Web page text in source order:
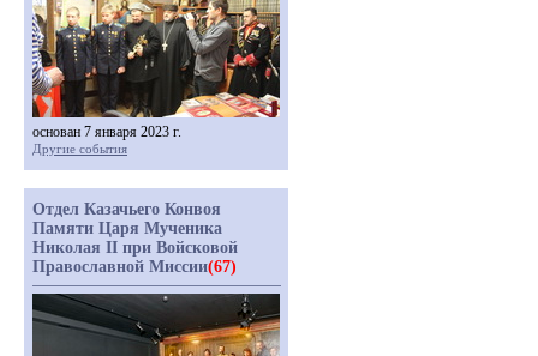
основан 7 января 2023 г.
Другие события
Отдел Казачьего Конвоя
Памяти Царя Мученика
Николая II при Войсковой
Православной Миссии(67)